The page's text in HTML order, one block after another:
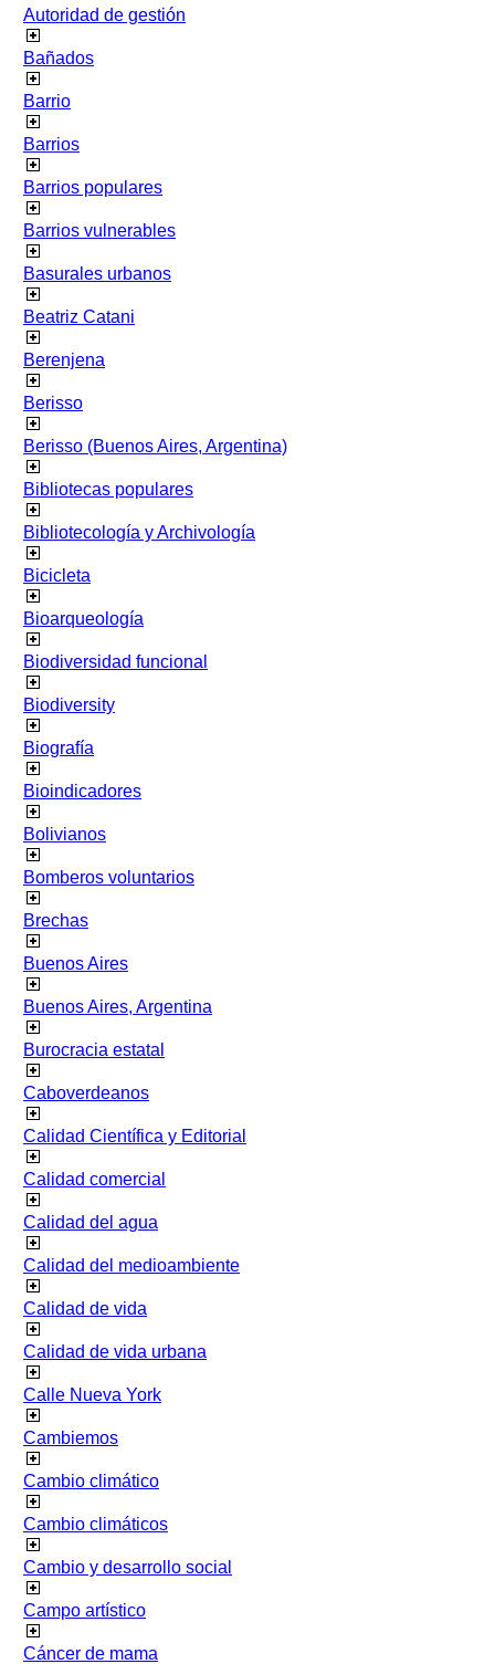
Autoridad de gestión
Bañados
Barrio
Barrios
Barrios populares
Barrios vulnerables
Basurales urbanos
Beatriz Catani
Berenjena
Berisso
Berisso (Buenos Aires, Argentina)
Bibliotecas populares
Bibliotecología y Archivología
Bicicleta
Bioarqueología
Biodiversidad funcional
Biodiversity
Biografía
Bioindicadores
Bolivianos
Bomberos voluntarios
Brechas
Buenos Aires
Buenos Aires, Argentina
Burocracia estatal
Caboverdeanos
Calidad Científica y Editorial
Calidad comercial
Calidad del agua
Calidad del medioambiente
Calidad de vida
Calidad de vida urbana
Calle Nueva York
Cambiemos
Cambio climático
Cambio climáticos
Cambio y desarrollo social
Campo artístico
Cáncer de mama